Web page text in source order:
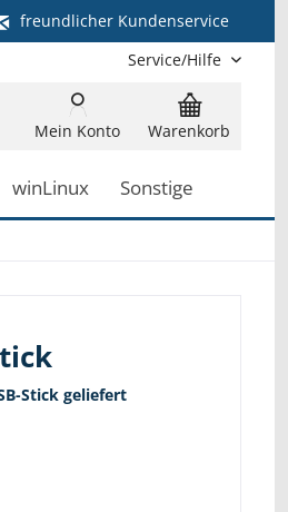
freundlicher Kundenservice
Service/Hilfe
Warenkorb
Mein Konto
winLinux Sonstige
Stick geliefert